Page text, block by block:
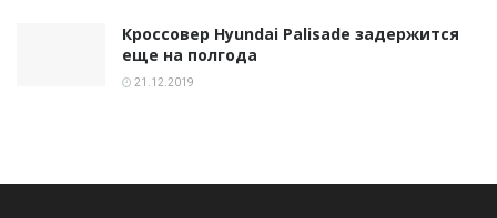
Кроссовер Hyundai Palisade задержится
еще на полгода
21.12.2019